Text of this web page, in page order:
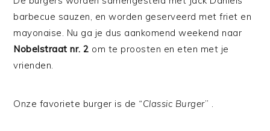
barbecue sauzen, en worden geserveerd met friet en
mayonaise. Nu ga je dus aankomend weekend naar
Nobelstraat nr. 2 om te proosten en eten met je
vrienden.
Onze favoriete burger is de “Classic Burger” .